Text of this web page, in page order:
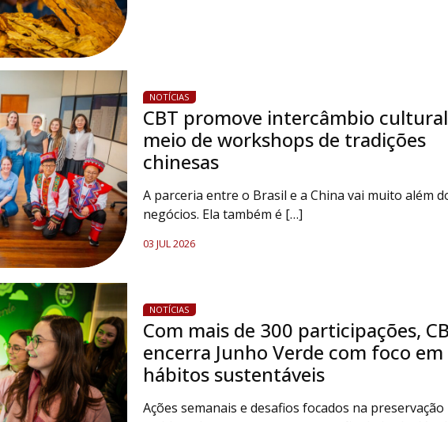
NOTÍCIAS
CBT promove intercâmbio
meio de workshops de tradições
chinesas
A parceria entre o Brasil e a China vai muito além
negócios. Ela também é […]
03 JUL 2026
NOTÍCIAS
Com mais de 300 participações,
encerra Junho Verde com foco em
hábitos sustentáveis
Ações semanais e desafios focados na preservação